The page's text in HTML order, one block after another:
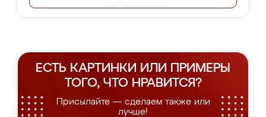
ЕСТЬ КАРТИНКИ ИЛИ ПРИМЕРЫ
ТОГО, ЧТО НРАВИТСЯ?
Присылайте — сделаем также или
лучше!